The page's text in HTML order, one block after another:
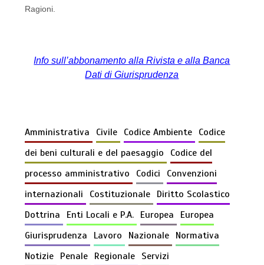
Ragioni.
Info sull’abbonamento alla Rivista e alla Banca
Dati di Giurisprudenza
Amministrativa Civile Codice Ambiente Codice
dei beni culturali e del paesaggio
Codice del
processo amministrativo
Codici
Convenzioni
internazionali
Costituzionale Diritto Scolastico
Dottrina
Enti Locali e P.A. Europea
Europea
Giurisprudenza
Lavoro Nazionale Normativa
Notizie Penale Regionale Servizi